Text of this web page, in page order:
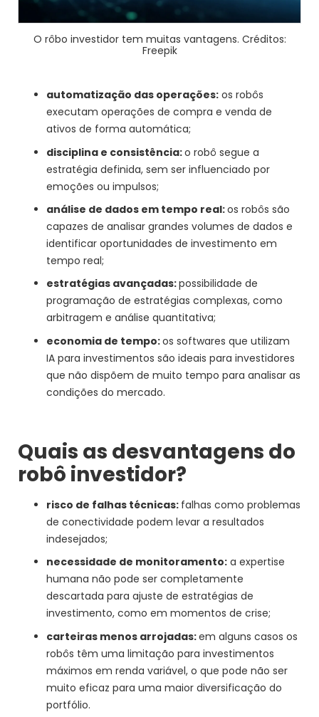
O rôbo investidor tem muitas vantagens. Créditos:
Freepik
automatização das operações: os robôs
executam operações de compra e venda de
ativos de forma automática;
disciplina e consistência:o robô segue a
estratégia definida, sem ser influenciado por
emoções ou impulsos;
análise de dados em tempo real:os robôs são
capazes de analisar grandes volumes de dados e
identificar oportunidades de investimento em
tempo real;
estratégias avançadas:possibilidade de
programação de estratégias complexas, como
arbitragem e análise quantitativa;
economia de tempo:os softwares que utilizam
IA para investimentos são ideais para investidores
que não dispõem de muito tempo para analisar as
condições do mercado.
Quais as desvantagens do
robô investidor?
risco de falhas técnicas: falhas como problemas
de conectividade podem levar a resultados
indesejados;
necessidade de monitoramento: a expertise
humana não pode ser completamente
descartada para ajuste de estratégias de
investimento, como em momentos de crise;
carteiras menos arrojadas:em alguns casos os
robôs têm uma limitação para investimentos
máximos em renda variável, o que pode não ser
muito eficaz para uma maior diversificação do
portfólio.